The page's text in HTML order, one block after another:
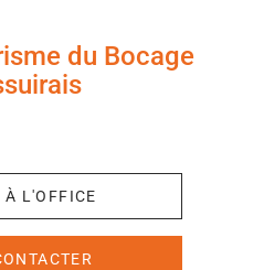
du Bocage
À L'OFFICE